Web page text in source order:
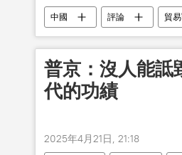
中國 評論 貿
普京：沒人能詆
代的功績
2025年4月21日, 21:18